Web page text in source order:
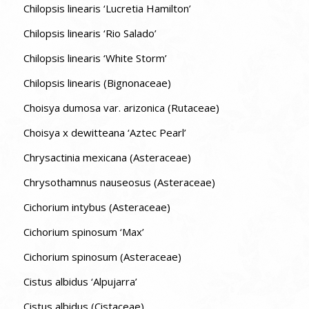
Chilopsis linearis ‘Lucretia Hamilton’
Chilopsis linearis ‘Rio Salado’
Chilopsis linearis ‘White Storm’
Chilopsis linearis (Bignonaceae)
Choisya dumosa var. arizonica (Rutaceae)
Choisya x dewitteana ‘Aztec Pearl’
Chrysactinia mexicana (Asteraceae)
Chrysothamnus nauseosus (Asteraceae)
Cichorium intybus (Asteraceae)
Cichorium spinosum ‘Max’
Cichorium spinosum (Asteraceae)
Cistus albidus ‘Alpujarra’
Cistus albidus (Cistaceae)